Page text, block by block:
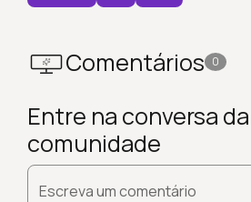
Comentários 0
Entre na conversa da
comunidade
Escreva um comentário